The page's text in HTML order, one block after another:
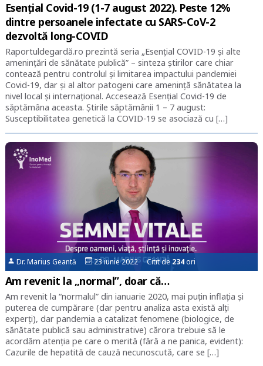
Esențial Covid-19 (1-7 august 2022). Peste 12%
dintre persoanele infectate cu SARS-CoV-2
dezvoltă long-COVID
Raportuldegardă.ro prezintă seria „Esențial COVID-19 și alte
amenințări de sănătate publică” – sinteza știrilor care chiar
contează pentru controlul și limitarea impactului pandemiei
Covid-19, dar și al altor patogeni care amenință sănătatea la
nivel local și internațional. Accesează Esențial Covid-19 de
săptămâna aceasta. Știrile săptămânii 1 – 7 august:
Susceptibilitatea genetică la COVID-19 se asociază cu […]
Dr. Marius Geantă 23 iunie 2022 Citit de 234ori
Am revenit la „normal”, doar că…
Am revenit la “normalul” din ianuarie 2020, mai puțin inflația și
puterea de cumpărare (dar pentru analiza asta există alți
experți), dar pandemia a catalizat fenomene (biologice, de
sănătate publică sau administrative) cărora trebuie să le
acordăm atenția pe care o merită (fără a ne panica, evident):
Cazurile de hepatită de cauză necunoscută, care se […]